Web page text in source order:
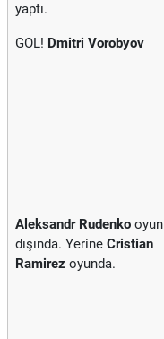
yaptı.
GOL! Dmitri Vorobyov
Aleksandr Rudenko oyun
dışında. Yerine Cristian
Ramirez oyunda.